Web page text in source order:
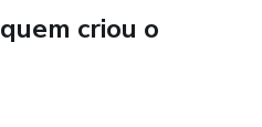
criou o